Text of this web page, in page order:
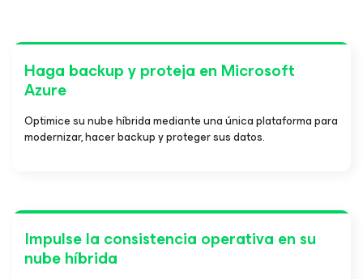
Haga backup y proteja en Microsoft
Azure
Optimice su nube híbrida mediante una única plataforma para
modernizar, hacer backup y proteger sus datos.
Impulse la consistencia operativa en su
nube híbrida